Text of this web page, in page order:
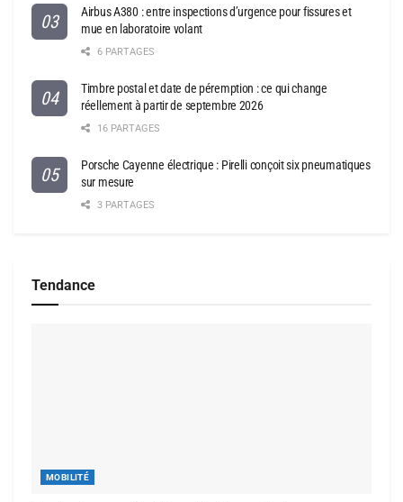
Airbus A380 : entre inspections d’urgence pour fissures et
mue en laboratoire volant
6 PARTAGES
Timbre postal et date de péremption : ce qui change
réellement à partir de septembre 2026
16 PARTAGES
Porsche Cayenne électrique : Pirelli conçoit six pneumatiques
sur mesure
3 PARTAGES
Tendance
MOBILITÉ